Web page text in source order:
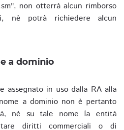
non otterrà alcun rimborso
nè potrà richiedere alcun
a dominio
assegnato in uso dalla RA alla
a dominio non è pertanto
nè su tale nome la entità
diritti commerciali o di